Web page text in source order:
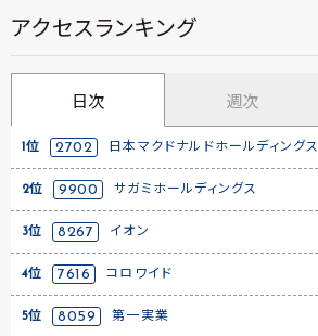
アクセスランキング
日次 週次
1位 2702 日本マクドナルドホールディングス
2位 9900 サガミホールディングス
3位 8267 イオン
4位 7616 コロワイド
5位 8059 第一実業